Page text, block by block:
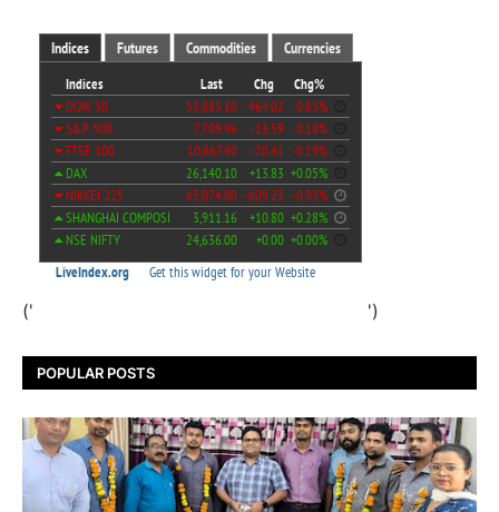
(' ')
POPULAR POSTS